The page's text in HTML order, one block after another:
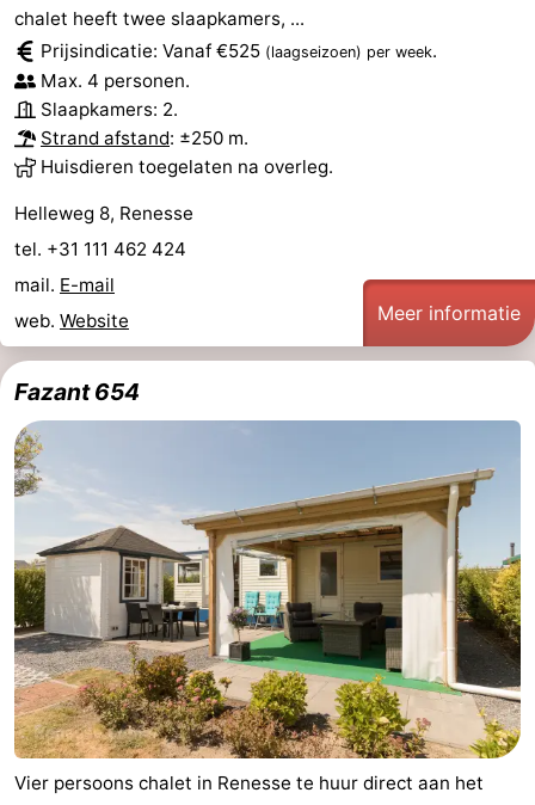
chalet heeft twee slaapkamers, ...
Prijsindicatie: Vanaf €525 (laagseizoen) per week.
Max. 4 personen.
Slaapkamers: 2.
Strand afstand: ±250 m.
Huisdieren toegelaten na overleg.
Helleweg 8, Renesse
tel. +31 111 462 424
mail. E-mail
web. Website Meer informatie
Fazant 654
Vier persoons chalet in Renesse te huur direct aan het